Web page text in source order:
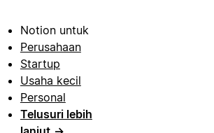
Notion untuk
Perusahaan
Startup
Usaha kecil
Personal
Telusuri lebih